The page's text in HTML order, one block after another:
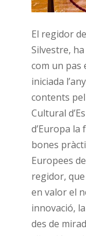
El regidor
Silvestre,
com un pas
iniciada
contents
Cultural
d’Europa
bones
Europees
regidor,
en valor el
innovació,
des de